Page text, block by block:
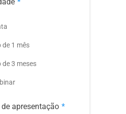
*
de 1 mês
de 3 meses
apresentação *